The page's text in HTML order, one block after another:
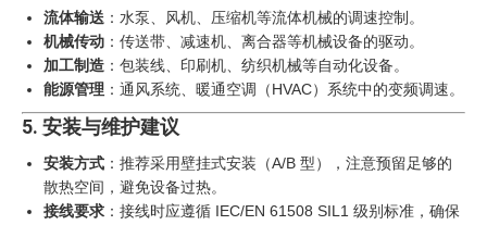
流体输送 ：水泵、风机、压缩机等流体机械的调速控制。
机械传动 ：传送带、减速机、离合器等机械设备的驱动。
加工制造 ：包装线、印刷机、纺织机械等自动化设备。
能源管理 ：通风系统、暖通空调（HVAC）系统中的变频调速。
5. 安装与维护建议
安装方式 ：推荐采用壁挂式安装（A/B 型），注意预留足够的
散热空间，避免设备过热。
接线要求 ：接线时应遵循 IEC/EN 61508 SIL1 级别标准，确保